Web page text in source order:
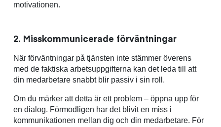
motivationen.
2. Misskommunicerade förväntningar
När förväntningar på tjänsten inte stämmer överens
med de faktiska arbetsuppgifterna kan det leda till att
din medarbetare snabbt blir passiv i sin roll.
Om du märker att detta är ett problem – öppna upp för
en dialog. Förmodligen har det blivit en miss i
kommunikationen mellan dig och din medarbetare. För